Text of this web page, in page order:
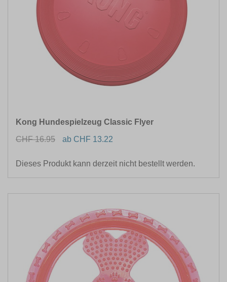
Kong Hundespielzeug Classic Flyer
CHF 16.95
ab CHF 13.22
Dieses Produkt kann derzeit nicht bestellt werden.